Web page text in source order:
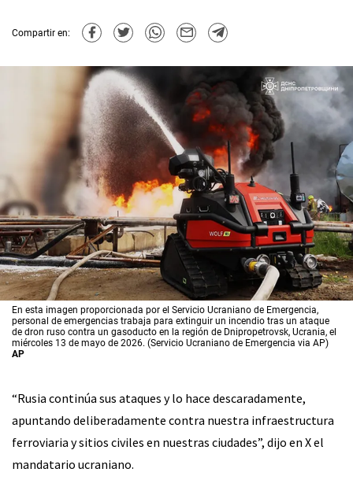
Compartir en:
En esta imagen proporcionada por el Servicio Ucraniano de Emergencia,
personal de emergencias trabaja para extinguir un incendio tras un ataque
de dron ruso contra un gasoducto en la región de Dnipropetrovsk, Ucrania, el
miércoles 13 de mayo de 2026. (Servicio Ucraniano de Emergencia via AP)
AP
“Rusia continúa sus ataques y lo hace descaradamente,
apuntando deliberadamente contra nuestra infraestructura
ferroviaria y sitios civiles en nuestras ciudades”, dijo en X el
mandatario ucraniano.